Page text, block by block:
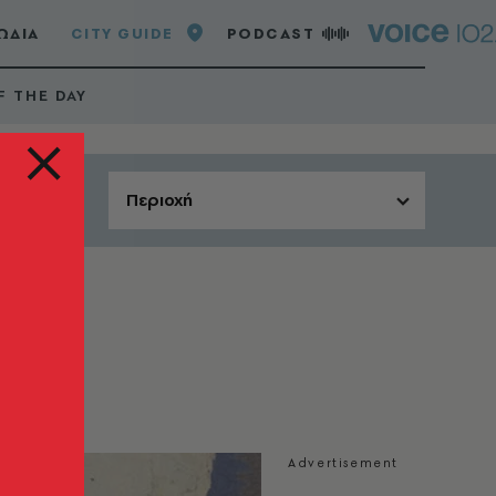
CITY GUIDE PODCAST
THE DAY
Περιοχή